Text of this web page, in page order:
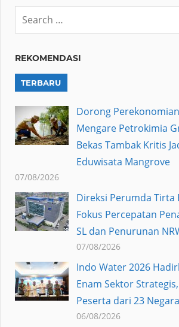
REKOMENDASI
TERBARU
Dorong
Mengare Petrokimia
Bekas Tambak Kritis
Eduwisata Mangrove
07/08/2026
Direksi Perumda Tirta
Fokus Percepatan
SL dan Penurunan
07/08/2026
Indo Water 2026
Enam Sektor
Peserta dari 23 Negara
06/08/2026